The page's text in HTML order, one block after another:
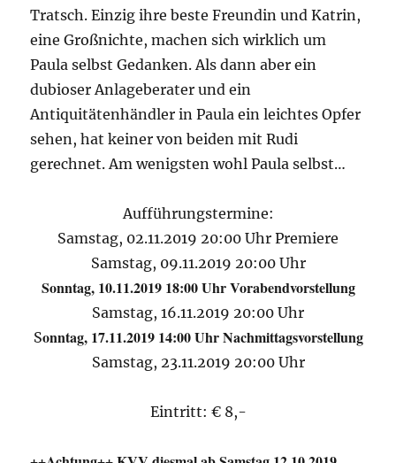
Tratsch. Einzig ihre beste Freundin und Katrin,
eine Großnichte, machen sich wirklich um
Paula selbst Gedanken. Als dann aber ein
dubioser Anlageberater und ein
Antiquitätenhändler in Paula ein leichtes Opfer
sehen, hat keiner von beiden mit Rudi
gerechnet. Am wenigsten wohl Paula selbst…
Aufführungstermine:
Samstag, 02.11.2019 20:00 Uhr Premiere
Samstag, 09.11.2019 20:00 Uhr
Sonntag, 10.11.2019 18:00 Uhr Vorabendvorstellung
Samstag, 16.11.2019 20:00 Uhr
Sonntag, 17.11.2019 14:00 Uhr Nachmittagsvorstellung
Samstag, 23.11.2019 20:00 Uhr
Eintritt: € 8,-